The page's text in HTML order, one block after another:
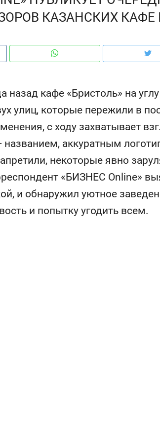
КАЗАНСКИХ КАФЕ
назад кафе «Бристоль» на
улиц, которые пережили в
с ходу захватывает
аккуратным
некоторые явно
«БИЗНЕС Online»
и обнаружил уютное
и попытку угодить всем.
Оман?
о
клиентах и
как
Рекомендуем
Психотерапевт
когда человек не